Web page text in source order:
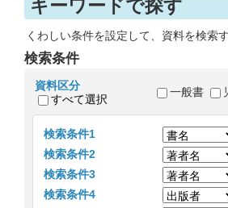
キーワードで探す
くわしい条件を設定して、資料を検索
検索条件
資料区分
すべて選択
一般書
検索条件1
検索条件2
検索条件3
検索条件4